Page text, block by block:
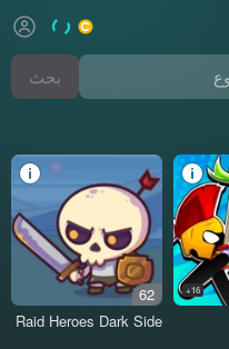
بحث
16+
62
Raid Heroes Dark Side